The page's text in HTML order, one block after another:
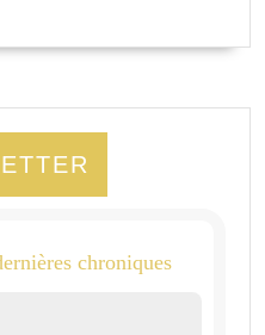
chroniques